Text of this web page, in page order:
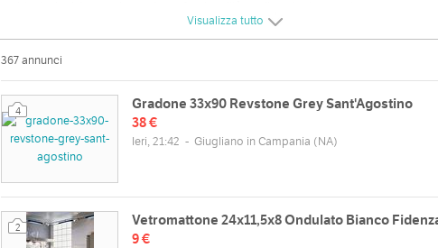
contraddistingue da sempre. Edil Melissa Ceramiche si mette al servizio della
Visualizza tutto
367 annunci
4
Gradone 33x90 Revstone Grey Sant'Agostino
38 €
Ieri, 21:42 - Giugliano in Campania (NA)
2
Vetromattone 24x11,5x8 Ondulato Bianco
9 €